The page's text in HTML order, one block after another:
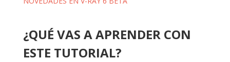
¿QUÉ VAS A APRENDER CON
ESTE TUTORIAL?